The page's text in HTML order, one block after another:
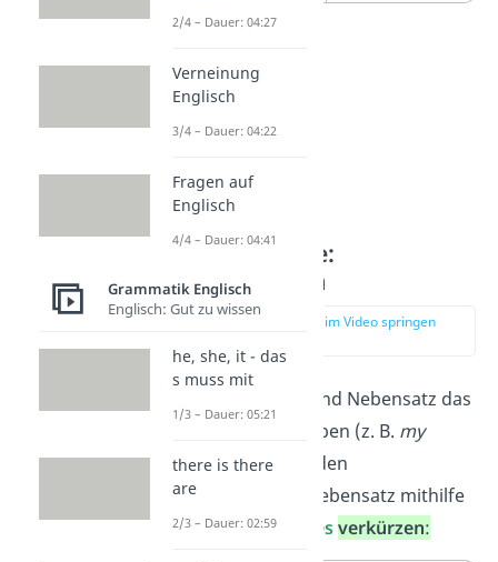
Past Participle:
Verkürzungen
zur Stelle im Video springen
Wenn Hauptsatz und Nebensatz das
gleiche Subjekt haben (z. B. my
sister), kannst du den
beschreibenden Nebensatz mithilfe
desPast Participles verkürzen:
2/4 – Dauer: 04:27
Verneinung
Englisch
3/4 – Dauer: 04:22
Fragen auf
Englisch
4/4 – Dauer: 04:41
Grammatik Englisch
Englisch: Gut zu wissen
he, she, it - das
s muss mit
1/3 – Dauer: 05:21
there is there
are
2/3 – Dauer: 02:59